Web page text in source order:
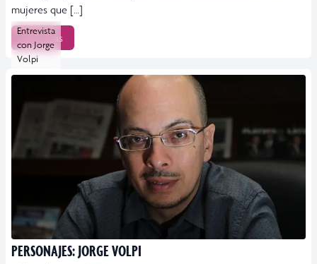
mujeres que […]
Leer más
Entrevista
con Jorge
Volpi
PERSONAJES: JORGE VOLPI